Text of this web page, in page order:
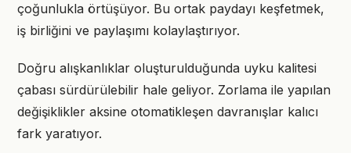
çoğunlukla örtüşüyor. Bu ortak paydayı keşfetmek,
iş birliğini ve paylaşımı kolaylaştırıyor.
Doğru alışkanlıklar oluşturulduğunda uyku kalitesi
çabası sürdürülebilir hale geliyor. Zorlama ile yapılan
değişiklikler aksine otomatikleşen davranışlar kalıcı
fark yaratıyor.